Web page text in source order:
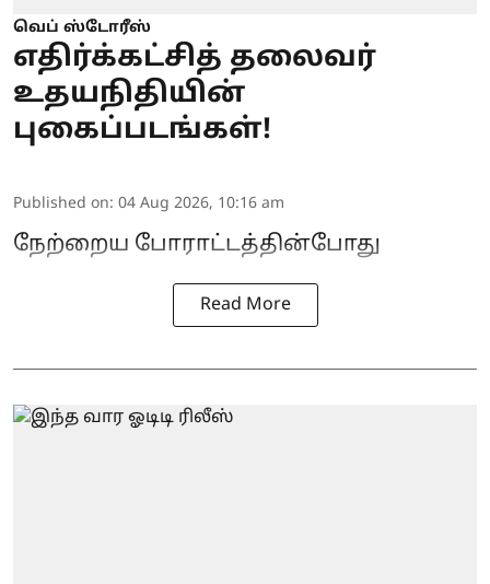
வெப் ஸ்டோரீஸ்
எதிர்க்கட்சித் தலைவர்
உதயநிதியின்
புகைப்படங்கள்!
Published on: 04 Aug 2026, 10:16 am
நேற்றைய போராட்டத்தின்போது
Read More